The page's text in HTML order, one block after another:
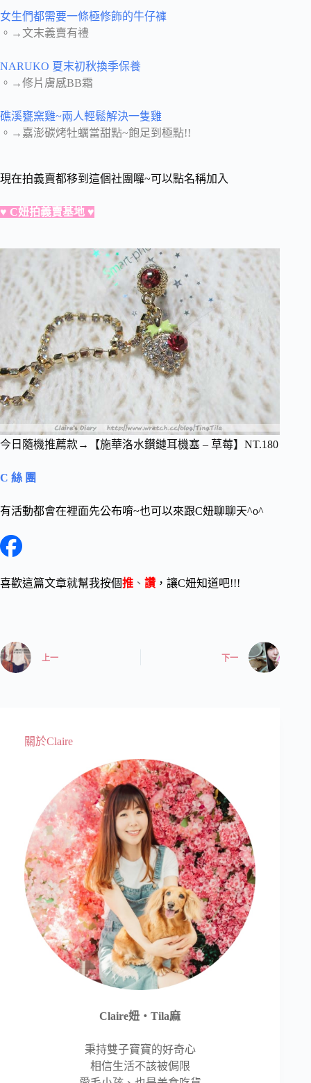
女生們都需要一條極修飾的牛仔褲
。→文末義賣有禮
NARUKO 夏末初秋換季保養
。→修片膚感BB霜
礁溪甕窯雞~兩人輕鬆解決一隻雞
。→嘉澎碳烤牡蠣當甜點~飽足到極點!!
現在拍義賣都移到這個社團囉~可以點名稱加入
♥ C妞拍義賣基地 ♥
今日隨機推薦款→ 【施華洛水鑚鏈耳機塞 – 草莓】NT.180
C 絲 團
有活動都會在裡面先公布唷~也可以來跟C妞聊聊天^o^
喜歡這篇文章就幫我按個推 、 讚 ，讓C妞知道吧!!!
上一 下一
關於Claire
Claire妞‧Tila麻
秉持雙子寶寶的好奇心
相信生活不該被侷限